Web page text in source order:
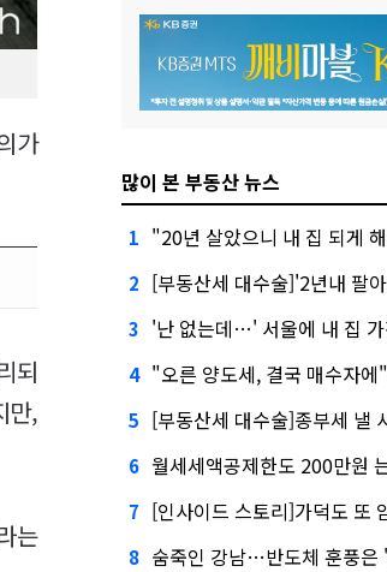
가
되
만,
는
많이 본 부동산 뉴스
1 "20년 살았으니 내 집 되게
2 [부동산세 대수술]'2년내 팔아라
3 '난 없는데…' 서울에 내 집 가진
4 "오른 양도세, 결국 매수자에"…'
5 [부동산세 대수술]종부세 낼 사람 줄
6 월세세액공제한도 200만원 는다…공
7 [인사이드 스토리]가덕도 또 암초
8 숨죽인 강남…반도체 훈풍은